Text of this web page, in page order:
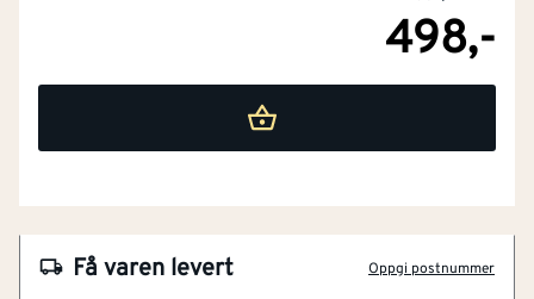
498,-
Få varen levert Oppgi postnummer
rehabiliteringsarbeid. Den visuelle utformingen
understreker at dette er et produkt for presis, teknisk
oppbygging.
Arbeidstemperaturen er oppgitt til mellom +10 °C og
før påføring, slik at heftbrua kan virke optimalt og
bidra til en solid videre konstruksjon. Hey'di Gysing